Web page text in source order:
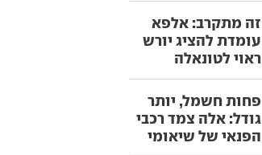
זה מתקרב: אלפא
עומדת להציג יורש
ראוי לטונאלה
פחות חשמל, יותר
גודל: אלה צמד רכבי
הפנאי של שיאומי